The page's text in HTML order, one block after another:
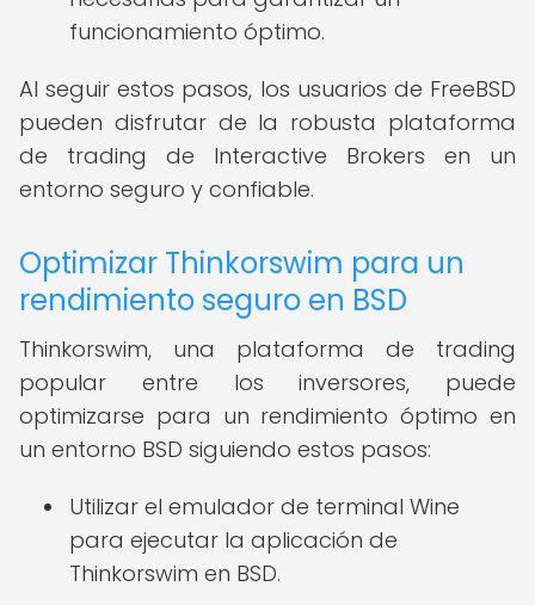
funcionamiento óptimo.
Al seguir estos pasos, los usuarios de FreeBSD
pueden disfrutar de la robusta plataforma
de trading de Interactive Brokers en un
entorno seguro y confiable.
Optimizar Thinkorswim para un
rendimiento seguro en BSD
Thinkorswim, una plataforma de trading
popular entre los inversores, puede
optimizarse para un rendimiento óptimo en
un entorno BSD siguiendo estos pasos:
Utilizar el emulador de terminal Wine
para ejecutar la aplicación de
Thinkorswim en BSD.